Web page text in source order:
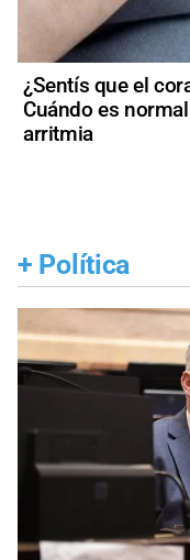
¿Sentís que el
Cuándo es
arritmia
+ Política